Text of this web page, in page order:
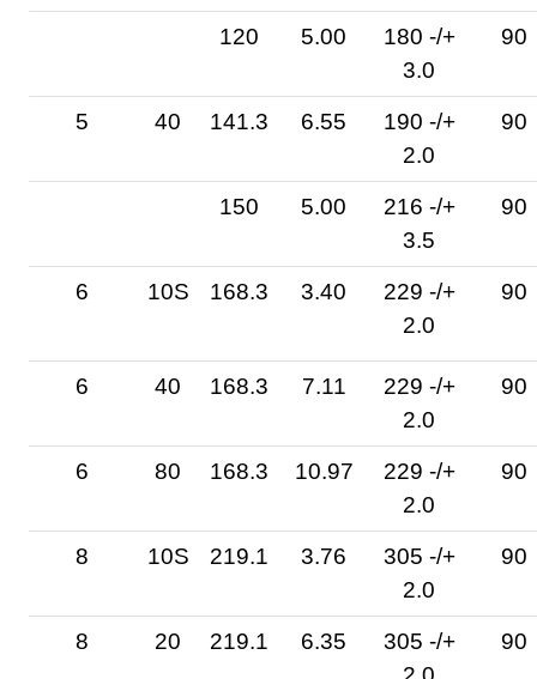
120 5.00
180 -/+
3.0
90
5 40 141.3 6.55
190 -/+
2.0
90
150 5.00
216 -/+
3.5
90
6 10S 168.3 3.40
229 -/+
2.0
90
6 40 168.3 7.11
229 -/+
2.0
90
6 80 168.3 10.97
229 -/+
2.0
90
8 10S 219.1 3.76
305 -/+
2.0
90
8 20 219.1 6.35
305 -/+
90